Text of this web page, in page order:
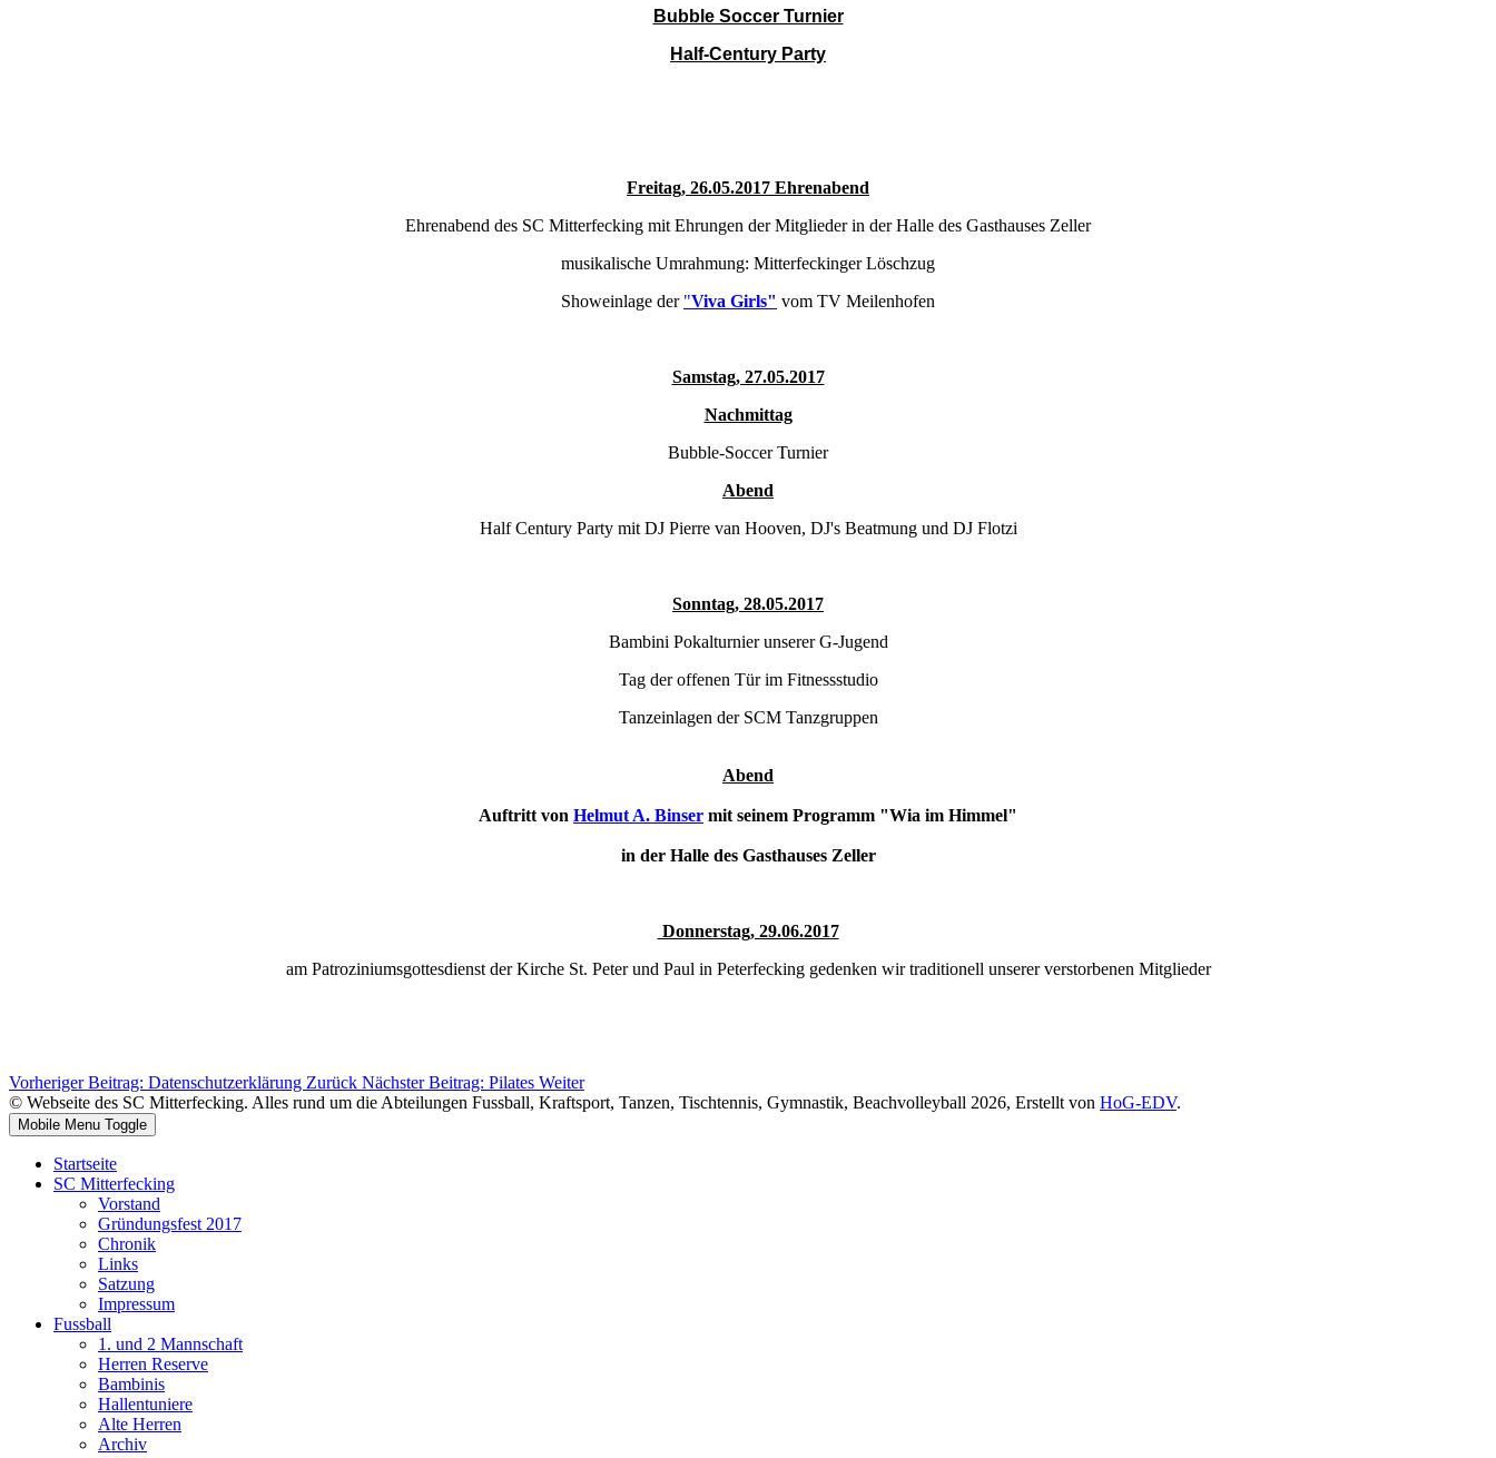
Bubble Soccer Turnier
Half-Century Party
Freitag, 26.05.2017 Ehrenabend
Ehrenabend des SC Mitterfecking mit Ehrungen der Mitglieder in der Halle des Gasthauses Zeller
musikalische Umrahmung: Mitterfeckinger Löschzug
Showeinlage der "Viva Girls" vom TV Meilenhofen
Samstag, 27.05.2017
Nachmittag
Bubble-Soccer Turnier
Abend
Half Century Party mit DJ Pierre van Hooven, DJ's Beatmung und DJ Flotzi
Sonntag, 28.05.2017
Bambini Pokalturnier unserer G-Jugend
Tag der offenen Tür im Fitnessstudio
Tanzeinlagen der SCM Tanzgruppen
Abend
Auftritt von Helmut A. Binser mit seinem Programm "Wia im Himmel"
in der Halle des Gasthauses Zeller
Donnerstag, 29.06.2017
am Patroziniumsgottesdienst der Kirche St. Peter und Paul in Peterfecking gedenken wir traditionell unserer verstorbenen Mitglieder
Vorheriger Beitrag: Datenschutzerklärung Zurück Nächster Beitrag: Pilates Weiter
© Webseite des SC Mitterfecking. Alles rund um die Abteilungen Fussball, Kraftsport, Tanzen, Tischtennis, Gymnastik, Beachvolleyball 2026, Erstellt von HoG-EDV.
Mobile Menu Toggle
Startseite
SC Mitterfecking
Vorstand
Gründungsfest 2017
Chronik
Links
Satzung
Impressum
Fussball
1. und 2 Mannschaft
Herren Reserve
Bambinis
Hallentuniere
Alte Herren
Archiv